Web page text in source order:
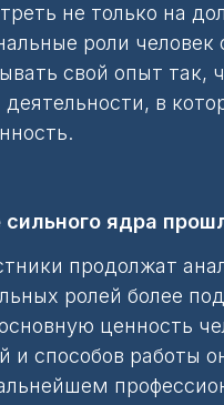
не только на
роли
свой опыт так,
в
ядра
продолжат
ролей более
ценность
и способов работы